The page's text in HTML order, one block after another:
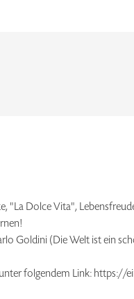
Dolce Vita",
Goldini (Die Welt ist ein
folgendem Link: